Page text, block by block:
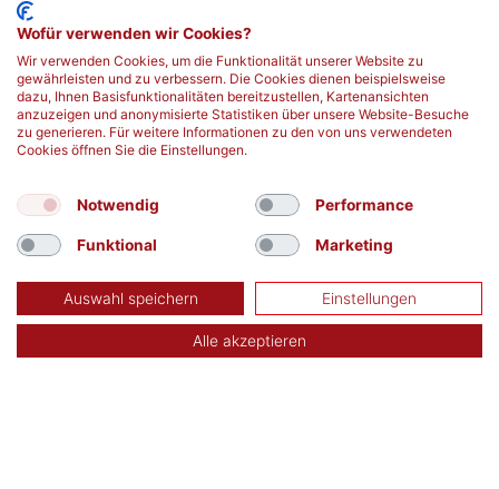
TERMIN SUCHEN
Vielversprechende Perspektiven für
Patienten: Forschende entwickeln neues
Stammzellpräparat
mehr erfahren
mehr erfahren
Wofür verwenden wir Cookies?
Wir verwenden Cookies, um die Funktionalität unserer Website zu
gewährleisten und zu verbessern. Die Cookies dienen beispielsweise
dazu, Ihnen Basisfunktionalitäten bereitzustellen, Kartenansichten
anzuzeigen und anonymisierte Statistiken über unsere Website-Besuche
zu generieren. Für weitere Informationen zu den von uns verwendeten
Cookies öffnen Sie die Einstellungen.
Notwendig Performance
Funktional Marketing
Auswahl speichern Einstellungen
Alle akzeptieren